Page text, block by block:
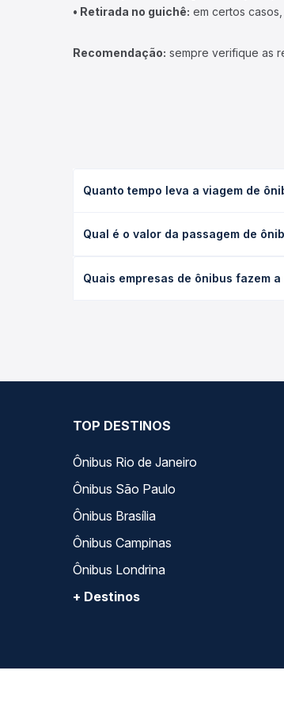
• Retirada no guichê: em certos
Recomendação: sempre verifique as
Quanto tempo leva a viagem de
executivo ou leito) e as condições
Qual é o valor da passagem de
poltrona e a antecedência da
Quais empresas de ônibus fazem
TOP DESTINOS
Ônibus Rio de Janeiro
Ônibus São Paulo
Ônibus Brasília
Ônibus Campinas
Ônibus Londrina
+ Destinos